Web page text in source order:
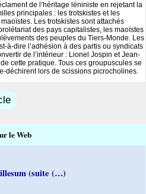
de l’héritage léniniste en rejetant la
principales : les trotskistes et les
Les trotskistes sont attachés
des pays capitalistes, les maoïstes
des peuples du Tiers-Monde. Les
à-dire l’adhésion à des partis ou syndicats
de l’intérieur : Lionel Jospin et Jean-
cette pratique. Tous ces groupuscules se
déchirent lors de scissions picrocholines.
le Web
(suite (…)